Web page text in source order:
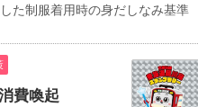
た制服着用時の身だしなみ基準
費喚起